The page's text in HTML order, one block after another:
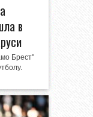
в
Брест"